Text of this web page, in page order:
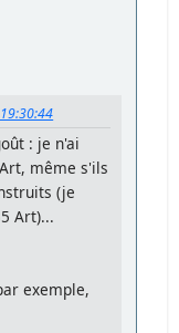
: je n'ai
même s'ils
(je
Art)...
exemple,